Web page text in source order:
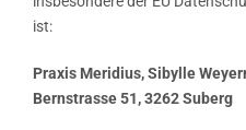
Tiefenoszillation
ist:
Praxis Meridius, Sibylle
Bernstrasse 51, 3262 Suberg